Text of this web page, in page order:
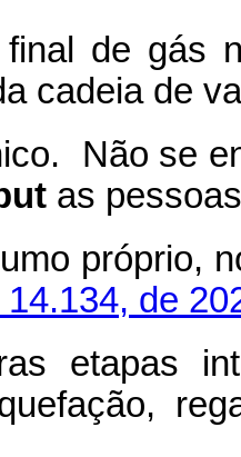
de gás
cadeia de
Não se
as
próprio,
14.134, de
etapas